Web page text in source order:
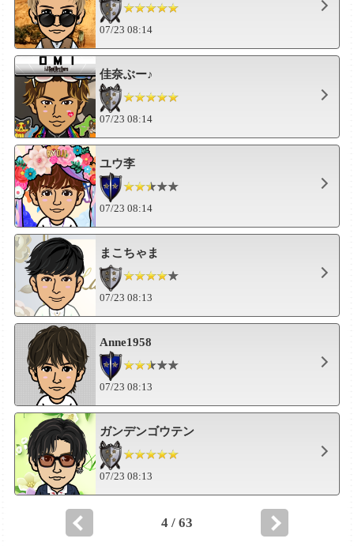
07/23 08:14
佳奈ぶー♪
07/23 08:14
ユウ李
07/23 08:14
まこちゃま
07/23 08:13
Anne1958
07/23 08:13
ガンデンゴウテン
07/23 08:13
4 / 63